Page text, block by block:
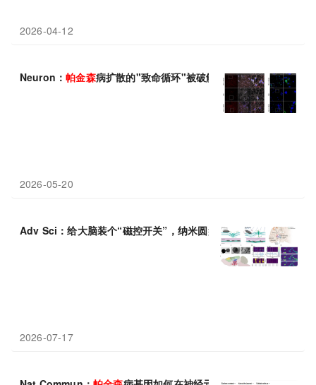
2026-04-12
Neuron：帕金森病扩散的"致命循环"被破解！抗体阻断 GPNMB
2026-05-20
Adv Sci：给大脑装个“磁控开关”，纳米圆盘远程遥控帕金森小鼠
2026-07-17